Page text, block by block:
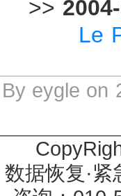
>>
Le
By eygle on
数据恢复·